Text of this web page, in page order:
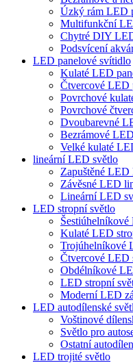
Úzký rám LED
Multifunkční
Chytré DIY
Podsvícení
LED panelové svítidlo
Kulaté LED
Čtvercové LED
Povrchové
Povrchové
Dvoubarevné
Bezrámové
Velké kulaté
lineární LED světlo
Zapuštěné LED
Závěsné LED
Lineární LED
LED stropní světlo
Kulaté LED
Trojúhelníkové
Čtvercové LED
Obdélníkové
LED stropní
Moderní LED
LED autodílenské
Voštinové
Světlo pro
Ostatní
LED trojité světlo